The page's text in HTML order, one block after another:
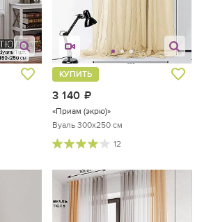
3 140
КУПИТЬ
«Приам (экрю)»
Вуаль 300х250 см
12